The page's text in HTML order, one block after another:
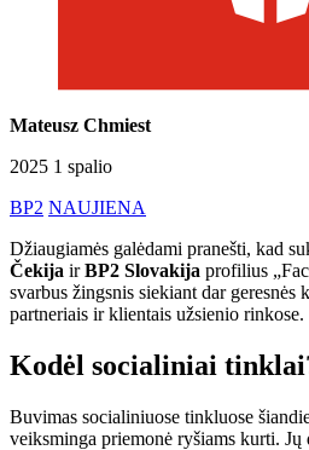
Mateusz Chmiest
2025 1 spalio
BP2 NAUJIENA
Džiaugiamės galėdami pranešti, kad
Čekija irBP2 Slovakija profilius
svarbus žingsnis siekiant dar geresnės
partneriais ir klientais užsienio rinkose.
Kodėl socialiniai
Buvimas socialiniuose tinkluose
veiksminga priemonė ryšiams kurti. Jų